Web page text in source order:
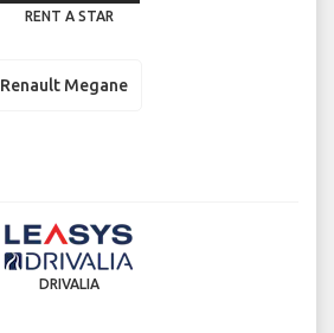
RENT A STAR
Renault Megane
DRIVALIA